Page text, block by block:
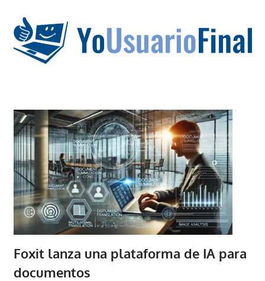
contenido
no
tiene
que
estar
en
chino
Foxit lanza una plataforma de IA para
documentos